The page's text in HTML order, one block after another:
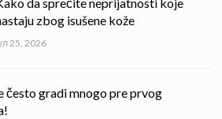
da sprečite neprijatnosti koje
zbog isušene kože
25, 2026
često gradi mnogo pre prvog